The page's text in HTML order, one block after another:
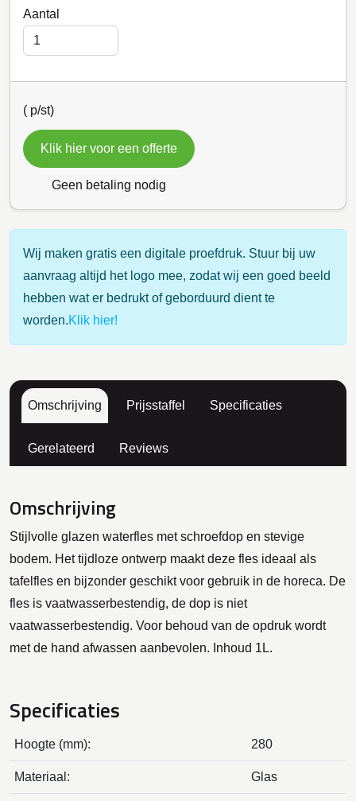
Aantal
( p/st)
Klik hier voor een offerte
Geen betaling nodig
Wij maken gratis een digitale proefdruk. Stuur bij uw
aanvraag altijd het logo mee, zodat wij een goed beeld
hebben wat er bedrukt of geborduurd dient te
worden.Klik hier!
Omschrijving Prijsstaffel Specificaties
Gerelateerd Reviews
Omschrijving
Stijlvolle glazen waterfles met schroefdop en stevige
bodem. Het tijdloze ontwerp maakt deze fles ideaal als
tafelfles en bijzonder geschikt voor gebruik in de horeca. De
fles is vaatwasserbestendig, de dop is niet
vaatwasserbestendig. Voor behoud van de opdruk wordt
met de hand afwassen aanbevolen. Inhoud 1L.
Specificaties
Hoogte (mm): 280
Materiaal: Glas